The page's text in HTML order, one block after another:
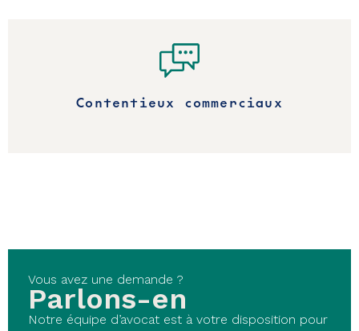
Contentieux commerciaux
Vous avez une demande ?
Parlons-en
Notre équipe d’avocat est à votre disposition pour